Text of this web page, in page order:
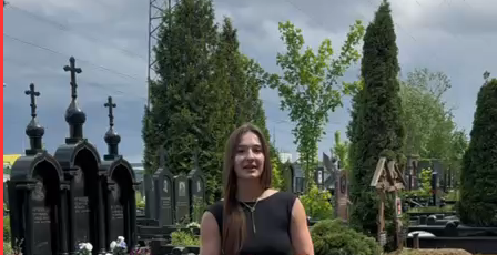
Мы онлайн
Написать нам
Задайте вопрос в мессенджере
Telegram
WhatsApp
VK